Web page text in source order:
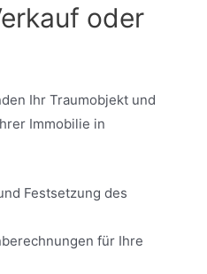
oder
Ihr Traumobjekt und
Immobilie in
Festsetzung des
für Ihre